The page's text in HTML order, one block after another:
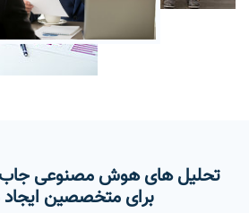
تحلیل های هوش مصنوعی جاب
برای متخصصین